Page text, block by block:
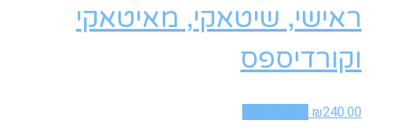
ראישי, שיטאקי, מאיטאקי
וקורדיספס
₪240.00